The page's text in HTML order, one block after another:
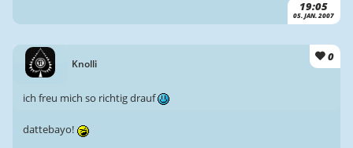
19:05
05. JAN. 2007
Knolli
0
ich freu mich so richtig drauf
dattebayo!